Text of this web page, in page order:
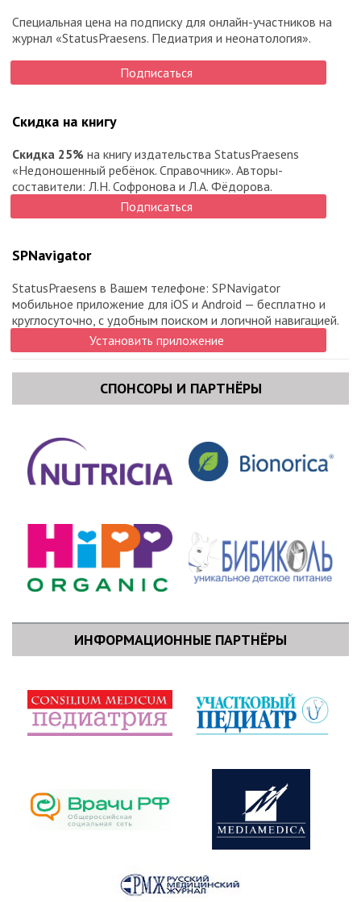
Ассоциации по изучению витамина D, вице-президент
Общероссийской информационно-образовательной
клинических практик» (Москва)
Продеус Андрей Петрович, докт. мед. наук, проф.,
иммунолог Минздрава Московской области, зав. кафедрой
клинической иммунологии и аллергологии Высшей
медицинской школы, вице-президент Общероссийской
информационно-образовательной инициативы
«Педиатрия и неонатология: развитие клинических
практик» (Москва)
...и другие.
Специальная цена на подписку для онлайн-участников на
журнал «StatusPraesens. Педиатрия и неонатология».
Подписаться
Скидка на книгу
Скидка 25% на книгу издательства StatusPraesens
«Недоношенный ребёнок. Справочник». Авторы-
составители: Л.Н. Софронова и Л.А. Фёдорова.
Подписаться
SPNavigator
StatusPraesens в Вашем телефоне: SPNavigator
мобильное приложение для iOS и Android — бесплатно и
круглосуточно, с удобным поиском и логичной навигацией.
Установить приложение
СПОНСОРЫ И ПАРТНЁРЫ
ИНФОРМАЦИОННЫЕ ПАРТНЁРЫ